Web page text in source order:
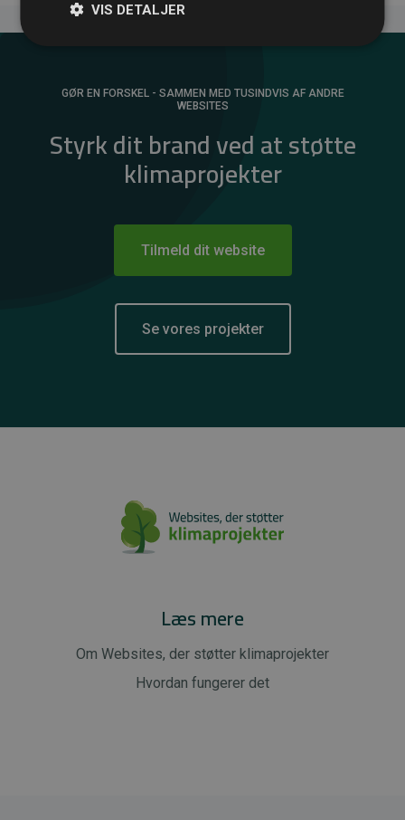
GØR EN FORSKEL - SAMMEN MED TUSINDVIS AF ANDRE
WEBSITES
Styrk dit brand ved at støtte
klimaprojekter
Tilmeld dit website
Se vores projekter
Læs mere
Om Websites, der støtter klimaprojekter
Hvordan fungerer det
VIS DETALJER